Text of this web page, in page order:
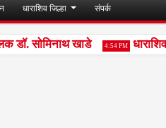
धाराशिव जिल्हा संपर्क
सोमिनाथ खाडे 4:54 PM धाराशिव